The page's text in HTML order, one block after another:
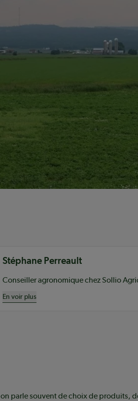
Stéphane Perreault
Conseiller agronomique chez Sollio
En voir plus
parle souvent de choix de produits,